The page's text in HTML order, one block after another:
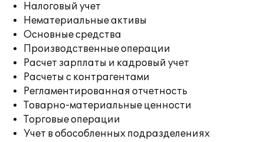
Налоговый учет
Нематериальные активы
Основные средства
Производственные операции
Расчет зарплаты и кадровый учет
Расчеты с контрагентами
Регламентированная отчетность
Товарно-материальные ценности
Торговые операции
Учет в обособленных подразделениях